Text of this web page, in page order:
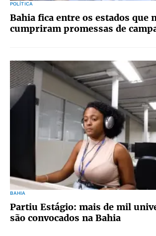
POLÍTICA
Bahia fica entre os estados que
cumpriram promessas de
BAHIA
Partiu Estágio: mais de mil
são convocados na Bahia